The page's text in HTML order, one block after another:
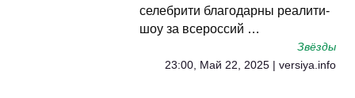
селебрити благодарны реалити-
шоу за всероссий …
Звёзды
23:00, Май 22, 2025 | versiya.info